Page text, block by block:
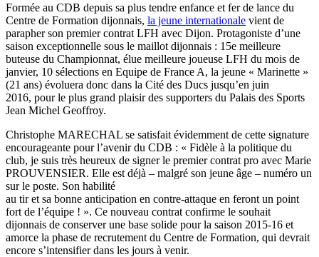
Formée au CDB depuis sa plus tendre enfance et fer de lance du
Centre de Formation dijonnais, la jeune internationale vient de
parapher son premier contrat LFH avec Dijon. Protagoniste d’une
saison exceptionnelle sous le maillot dijonnais : 15e meilleure
buteuse du Championnat, élue meilleure joueuse LFH du mois de
janvier, 10 sélections en Equipe de France A, la jeune « Marinette »
(21 ans) évoluera donc dans la Cité des Ducs jusqu’en juin
2016, pour le plus grand plaisir des supporters du Palais des Sports
Jean Michel Geoffroy.
Christophe MARECHAL se satisfait évidemment de cette signature
encourageante pour l’avenir du CDB : « Fidèle à la politique du
club, je suis très heureux de signer le premier contrat pro avec Marie
PROUVENSIER. Elle est déjà – malgré son jeune âge – numéro un
sur le poste. Son habilité
au tir et sa bonne anticipation en contre-attaque en feront un point
fort de l’équipe ! ». Ce nouveau contrat confirme le souhait
dijonnais de conserver une base solide pour la saison 2015-16 et
amorce la phase de recrutement du Centre de Formation, qui devrait
encore s’intensifier dans les jours à venir.